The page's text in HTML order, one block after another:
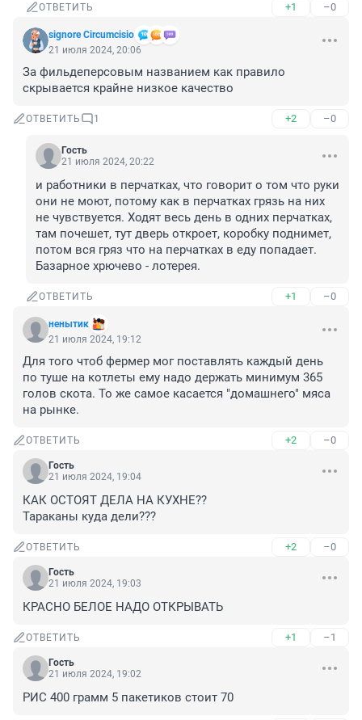
ОТВЕТИТЬ +1 –0
signore Сircumcisio
21 июля 2024, 20:06
За фильдеперсовым названием как правило
скрывается крайне низкое качество
ОТВЕТИТЬ 1 +2 –0
Гость
21 июля 2024, 20:22
и работники в перчатках, что говорит о том что руки
они не моют, потому как в перчатках грязь на них
не чувствуется. Ходят весь день в одних перчатках,
там почешет, тут дверь откроет, коробку поднимет,
потом вся гряз что на перчатках в еду попадает.
Базарное хрючево - лотерея.
ОТВЕТИТЬ +1 –0
ненытик
21 июля 2024, 19:12
Для того чтоб фермер мог поставлять каждый день
по туше на котлеты ему надо держать минимум 365
голов скота. То же самое касается "домашнего" мяса
на рынке.
ОТВЕТИТЬ +2 –0
Гость
21 июля 2024, 19:04
КАК ОСТОЯТ ДЕЛА НА КУХНЕ??
Тараканы куда дели???
ОТВЕТИТЬ +2 –0
Гость
21 июля 2024, 19:03
КРАСНО БЕЛОЕ НАДО ОТКРЫВАТЬ
ОТВЕТИТЬ +1 –1
Гость
21 июля 2024, 19:02
РИС 400 грамм 5 пакетиков стоит 70